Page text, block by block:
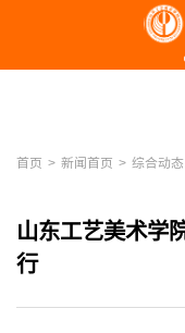
首页 > 新闻首页 > 综合动态
山东工艺美术学
行